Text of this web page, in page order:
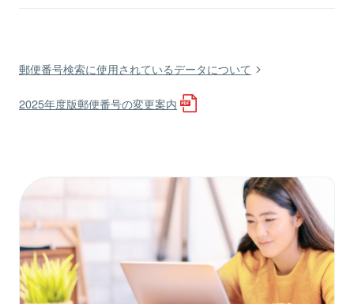
郵便番号検索に使用されているデータについて
2025年度版郵便番号の変更案内